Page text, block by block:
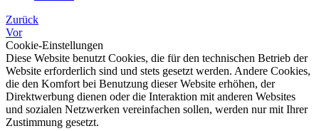
Zurück
Vor
Cookie-Einstellungen
Diese Website benutzt Cookies, die für den technischen Betrieb der
Website erforderlich sind und stets gesetzt werden. Andere Cookies,
die den Komfort bei Benutzung dieser Website erhöhen, der
Direktwerbung dienen oder die Interaktion mit anderen Websites
und sozialen Netzwerken vereinfachen sollen, werden nur mit Ihrer
Zustimmung gesetzt.